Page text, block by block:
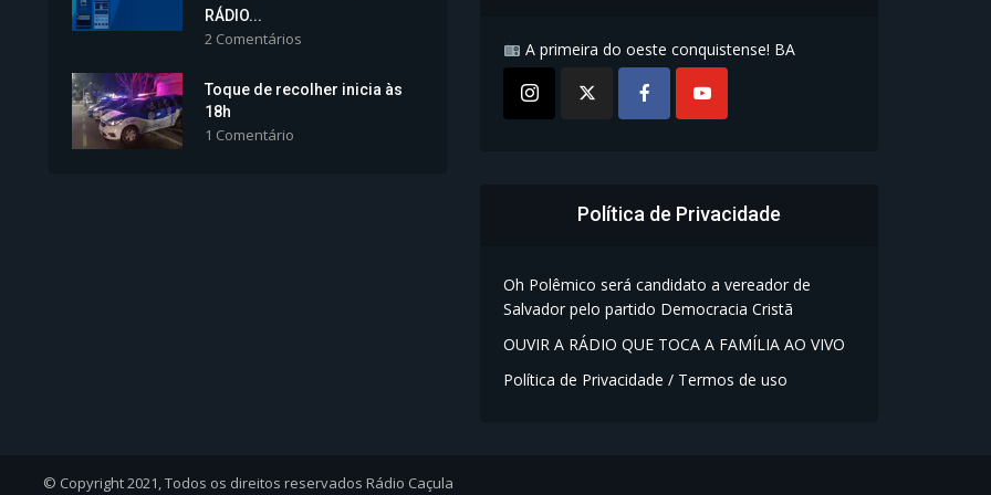
RÁDIO...
2 Comentários
Toque de recolher inicia às
18h
1 Comentário
A primeira do oeste conquistense! BA
Política de Privacidade
Oh Polêmico será candidato a vereador de
Salvador pelo partido Democracia Cristã
OUVIR A RÁDIO QUE TOCA A FAMÍLIA AO VIVO
Política de Privacidade / Termos de uso
© Copyright 2021, Todos os direitos reservados Rádio Caçula